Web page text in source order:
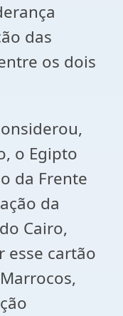
das
os dois
o Egipto
da Frente
da
Cairo,
esse cartão